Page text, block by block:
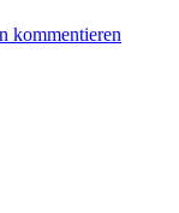
kommentieren